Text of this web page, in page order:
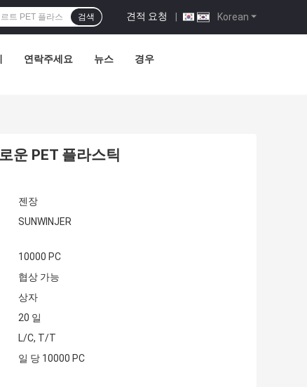
Korean
견적 요청 |
검색
연락주세요 뉴스 경우
운 PET 플라스틱
젠장
SUNWINJER
10000 PC
협상 가능
상자
20 일
L/C, T/T
일 당 10000 PC